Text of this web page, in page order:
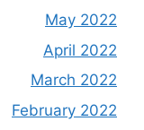
May 2022
April 2022
March 2022
February 2022